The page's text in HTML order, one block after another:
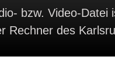
bzw. Video-
Rechner des